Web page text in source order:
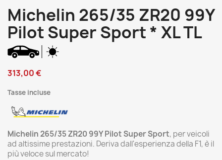
Michelin 265/35 ZR20 99Y
Pilot Super Sport * XL TL
313,00 €
Tasse incluse
Michelin 265/35 ZR20 99Y Pilot Super Sport, per veicoli
ad altissime prestazioni. Deriva dall'esperienza della F1, è il
più veloce sul mercato!